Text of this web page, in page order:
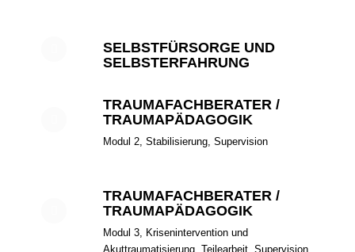
SELBSTFÜRSORGE UND
SELBSTERFAHRUNG
TRAUMAFACHBERATER /
TRAUMAPÄDAGOGIK
Modul 2, Stabilisierung, Supervision
TRAUMAFACHBERATER /
TRAUMAPÄDAGOGIK
Modul 3, Krisenintervention und
Akuttraumatisierung, Teilearbeit, Supervision